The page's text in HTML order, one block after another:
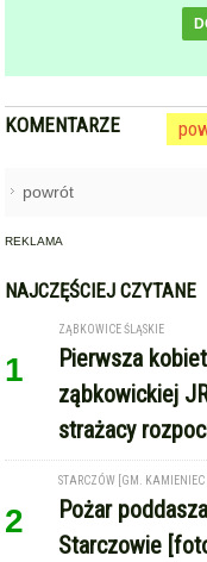
KOMENTARZE
powrót
REKLAMA
NAJCZĘŚCIEJ CZYTANE
1
ZĄBKOWICE ŚLĄSKIE
Pierwsza
ząbkowickiej
strażacy
2
STARCZÓW [GM. KAMIENIEC
Pożar
Starczowie